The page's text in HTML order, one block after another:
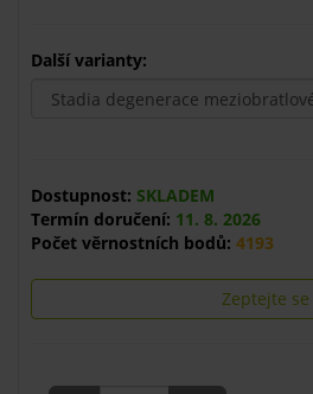
Další varianty:
Dostupnost: SKLADEM
Termín doručení: 11. 8. 2026
Počet věrnostních bodů: 4193
Zeptejte se